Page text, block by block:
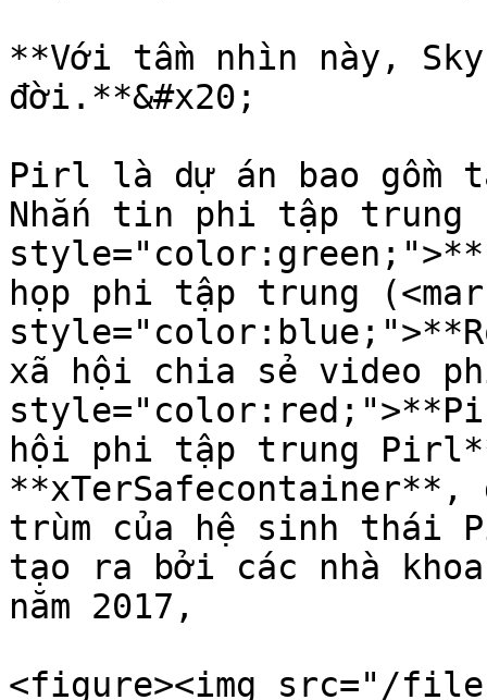
**Với tầm nhìn này,
đời.**&#x20;
Pirl là dự án bao gồm
Nhắn tin phi tập trung
họp phi tập trung
xã hội chia sẻ video
hội phi tập trung
trùm của hệ sinh thái
tạo ra bởi các nhà
năm 2017,
<figure><img src="/files/